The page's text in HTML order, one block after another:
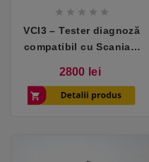
    
VCI3 – Tester diagnoză
compatibil cu Scania +
2025
2800 lei